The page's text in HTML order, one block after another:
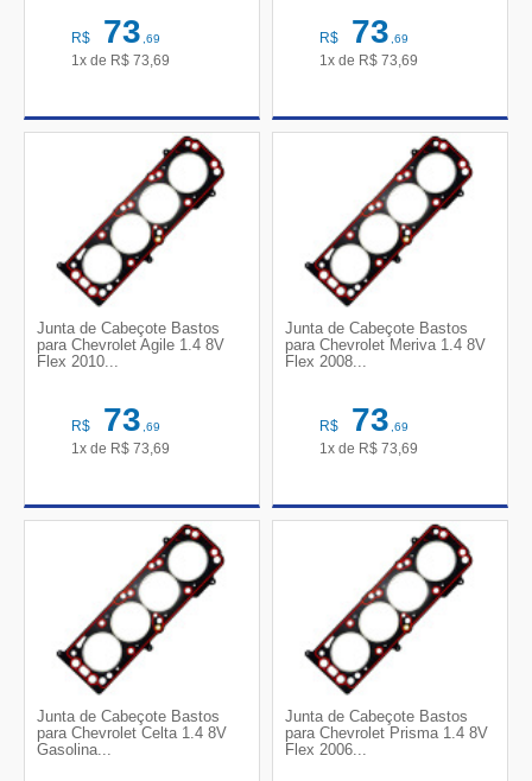
R$ 73,69
1x de R$ 73,69
R$ 73,69
1x de R$ 73,69
Junta de Cabeçote Bastos
para Chevrolet Agile 1.4 8V
Flex 2010...
R$ 73,69
1x de R$ 73,69
Junta de Cabeçote Bastos
para Chevrolet Meriva 1.4 8V
Flex 2008...
R$ 73,69
1x de R$ 73,69
Junta de Cabeçote Bastos
para Chevrolet Celta 1.4 8V
Gasolina...
Junta de Cabeçote Bastos
para Chevrolet Prisma 1.4 8V
Flex 2006...